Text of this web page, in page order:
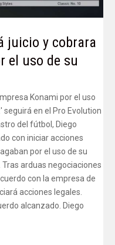
juicio y cobrara
el uso de su
Konami por el uso
seguirá en el Pro Evolution
del fútbol, Diego
con iniciar acciones
por el uso de su
arduas negociaciones
con la empresa de
acciones legales.
alcanzado. Diego